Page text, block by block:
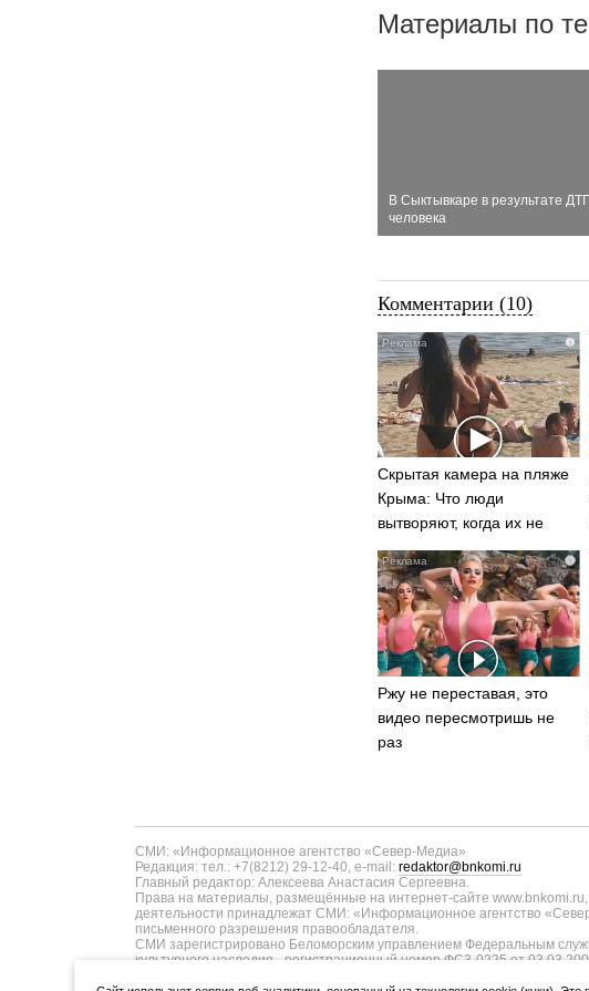
Материалы по
В Сыктывкаре в результате
человека
Комментарии (10)
i
Скрытая камера на пляже
Крыма: Что люди
вытворяют, когда их не
видят...
i
Ржу не переставая, это
видео пересмотришь не
раз
СМИ: «Информационное агентство «Север-Медиа»
Редакция: тел.: +7(8212) 29-12-40, e-mail: redaktor@bnkomi.ru
Главный редактор: Алексеева Анастасия Сергеевна.
Права на материалы, размещённые на интернет-сайте www.bnkomi.ru,
деятельности принадлежат СМИ: «Информационное агентство
письменного разрешения правообладателя.
СМИ зарегистрировано Беломорским управлением Федеральным
культурного наследия - регистрационный номер ФС3-0225 от